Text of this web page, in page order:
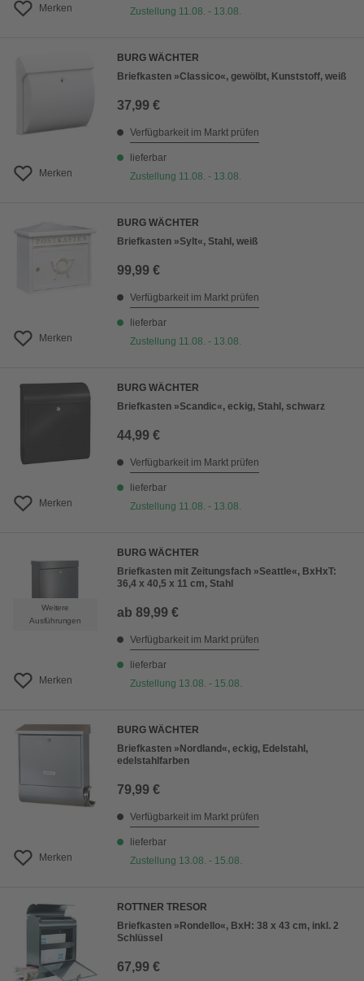
Merken
Zustellung 11.08. - 13.08.
Merken
BURG WÄCHTER
Briefkasten »Classico«, gewölbt, Kunststoff, weiß
37,99 €
Verfügbarkeit im Markt prüfen
lieferbar
Zustellung 11.08. - 13.08.
Merken
BURG WÄCHTER
Briefkasten »Sylt«, Stahl, weiß
99,99 €
Verfügbarkeit im Markt prüfen
lieferbar
Zustellung 11.08. - 13.08.
Merken
BURG WÄCHTER
Briefkasten »Scandic«, eckig, Stahl, schwarz
44,99 €
Verfügbarkeit im Markt prüfen
lieferbar
Zustellung 11.08. - 13.08.
Weitere
Ausführungen
Merken
BURG WÄCHTER
Briefkasten mit Zeitungsfach »Seattle«, BxHxT:
36,4 x 40,5 x 11 cm, Stahl
ab 89,99 €
Verfügbarkeit im Markt prüfen
lieferbar
Zustellung 13.08. - 15.08.
Merken
BURG WÄCHTER
Briefkasten »Nordland«, eckig, Edelstahl,
edelstahlfarben
79,99 €
Verfügbarkeit im Markt prüfen
lieferbar
Zustellung 13.08. - 15.08.
ROTTNER TRESOR
Briefkasten »Rondello«, BxH: 38 x 43 cm, inkl. 2
Schlüssel
67,99 €